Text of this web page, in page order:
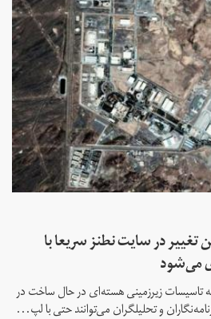
در سایت نطنز سریعا با
می‌شود
به تاسیسات زیرزمینی هسته‌ای در حال ساخت در
و تحلیلگران می‌توانند حتی با لپ...